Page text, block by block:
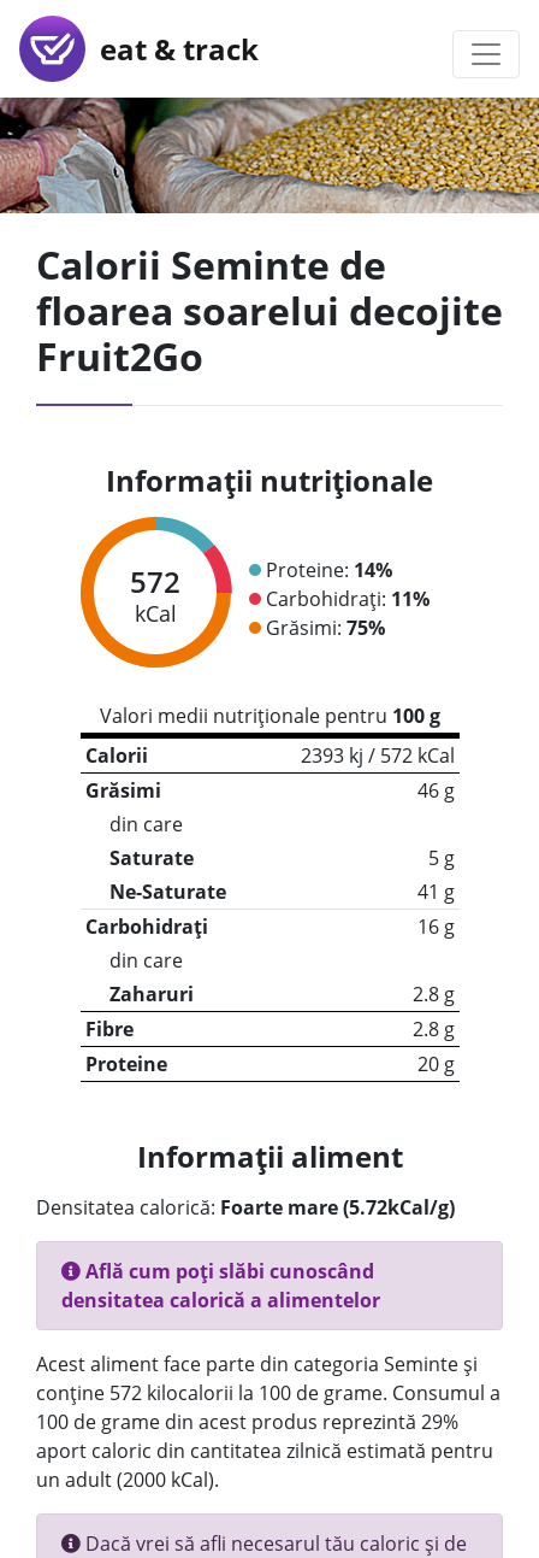
eat & track
Calorii Seminte de
floarea soarelui decojite
Fruit2Go
Informații nutriționale
572
kCal
Proteine: 14%
Carbohidrați: 11%
Grăsimi: 75%
Valori medii nutriționale pentru 100 g
Calorii
2393 kj / 572 kCal
Grăsimi
46 g
din care
Saturate
5 g
Ne-Saturate
41 g
Carbohidrați
16 g
din care
Zaharuri
2.8 g
Fibre
2.8 g
Proteine
20 g
Informații aliment
Densitatea calorică: Foarte mare (5.72kCal/g)
Află cum poți slăbi cunoscând
densitatea calorică a alimentelor
Acest aliment face parte din categoria Seminte și
conține 572 kilocalorii la 100 de grame. Consumul a
100 de grame din acest produs reprezintă 29%
aport caloric din cantitatea zilnică estimată pentru
un adult (2000 kCal).
Dacă vrei să afli necesarul tău caloric și de